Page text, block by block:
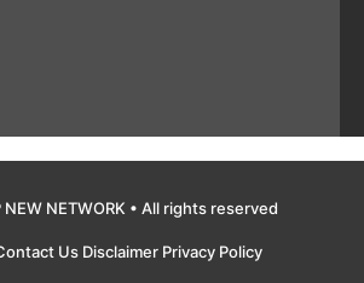
NETWORK • All rights reserved
Us Disclaimer Privacy Policy